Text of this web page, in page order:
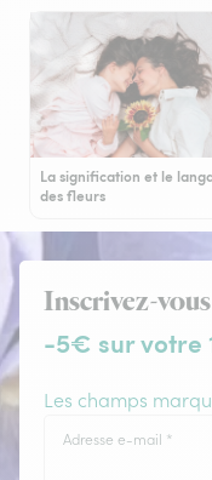
La signification et le
des fleurs
Inscrivez-
-5€ sur votre
Les champs
Adresse e-mail *